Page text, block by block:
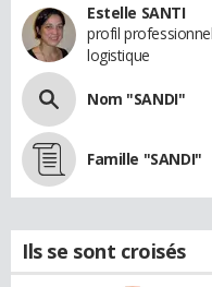
Estelle SANTI
profil
logistique
Nom "SANDI"
Famille "SANDI"
Ils se sont croisés